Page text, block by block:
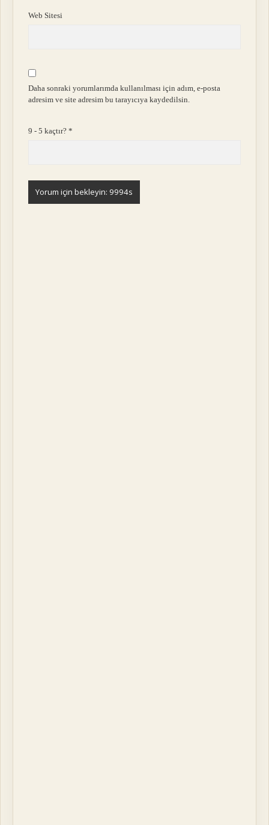
Web Sitesi
Daha sonraki yorumlarımda kullanılması için adım, e-posta
adresim ve site adresim bu tarayıcıya kaydedilsin.
9 - 5 kaçtır?*